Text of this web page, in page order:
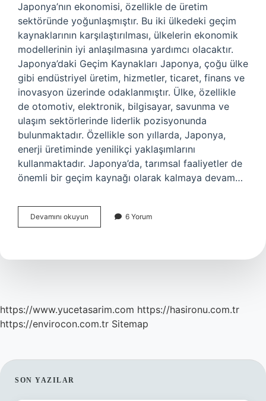
Japonya’nın ekonomisi, özellikle de üretim
sektöründe yoğunlaşmıştır. Bu iki ülkedeki geçim
kaynaklarının karşılaştırılması, ülkelerin ekonomik
modellerinin iyi anlaşılmasına yardımcı olacaktır.
Japonya’daki Geçim Kaynakları Japonya, çoğu ülke
gibi endüstriyel üretim, hizmetler, ticaret, finans ve
inovasyon üzerinde odaklanmıştır. Ülke, özellikle
de otomotiv, elektronik, bilgisayar, savunma ve
ulaşım sektörlerinde liderlik pozisyonunda
bulunmaktadır. Özellikle son yıllarda, Japonya,
enerji üretiminde yenilikçi yaklaşımlarını
kullanmaktadır. Japonya’da, tarımsal faaliyetler de
önemli bir geçim kaynağı olarak kalmaya devam…
Devamını okuyun Japonya
geçim
6 Yorum
https://www.yucetasarim.com https://hasironu.com.tr
https://envirocon.com.tr Sitemap
SIDEBAR
SON YAZILAR